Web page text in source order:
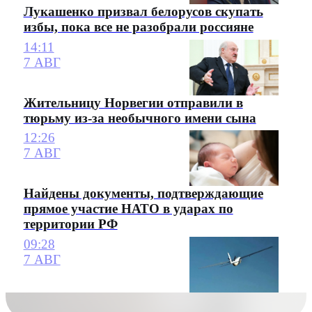
Лукашенко призвал белорусов скупать
избы, пока все не разобрали россияне
14:11
7 АВГ
Жительницу Норвегии отправили в
тюрьму из-за необычного имени сына
12:26
7 АВГ
Найдены документы, подтверждающие
прямое участие НАТО в ударах по
территории РФ
09:28
7 АВГ